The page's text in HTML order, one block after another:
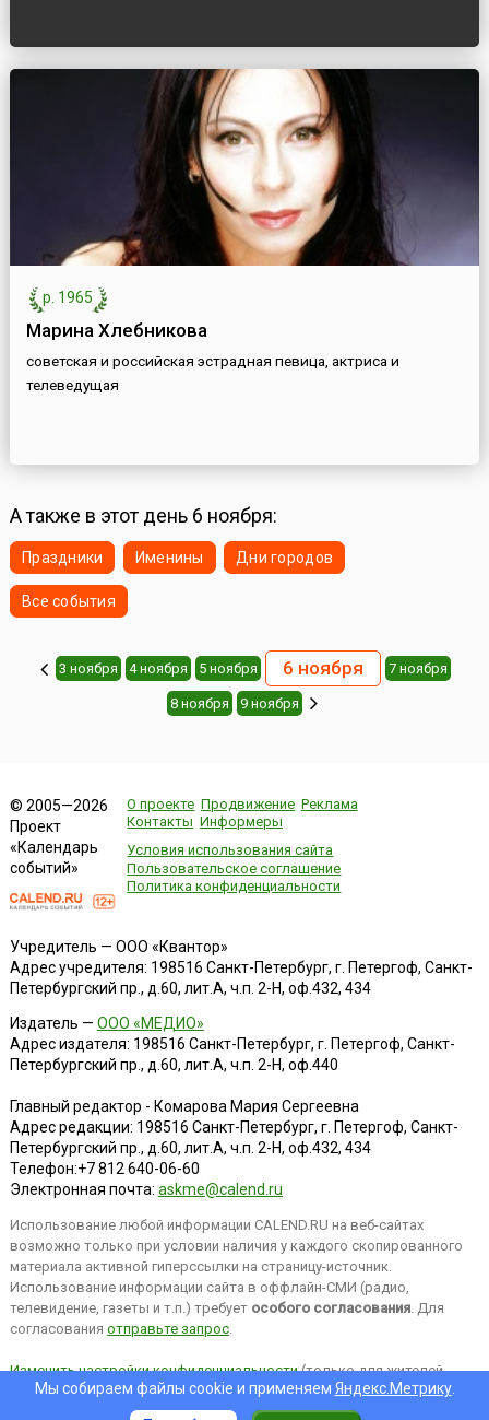
р. 1965
Марина Хлебникова
советская и российская эстрадная певица, актриса и
телеведущая
А также в этот день 6 ноября:
Праздники Именины Дни городов
Все события
3 ноября 4 ноября 5 ноября 6 ноября 7 ноября
8 ноября 9 ноября
© 2005—2026
Проект
«Календарь
событий»
О проекте Продвижение Реклама
Контакты Информеры
Условия использования сайта
Пользовательское соглашение
Политика конфиденциальности
Учредитель — ООО «Квантор»
Адрес учредителя: 198516 Санкт-Петербург, г. Петергоф, Санкт-
Петербургский пр., д.60, лит.А, ч.п. 2-Н, оф.432, 434
Издатель — ООО «МЕДИО»
Адрес издателя: 198516 Санкт-Петербург, г. Петергоф, Санкт-
Петербургский пр., д.60, лит.А, ч.п. 2-Н, оф.440
Главный редактор - Комарова Мария Сергеевна
Адрес редакции: 198516 Санкт-Петербург, г. Петергоф, Санкт-
Петербургский пр., д.60, лит.А, ч.п. 2-Н, оф.432, 434
Телефон:+7 812 640-06-60
Электронная почта: askme@calend.ru
Использование любой информации CALEND.RU на веб-сайтах
возможно только при условии наличия у каждого скопированного
материала активной гиперссылки на страницу-источник.
Использование информации сайта в оффлайн-СМИ (радио,
телевидение, газеты и т.п.) требует особого согласования. Для
согласования отправьте запрос.
Изменить настройки конфиденциальности(только для жителей
EEA).Мы собираем файлы cookie и применяем Яндекс.Метрику.